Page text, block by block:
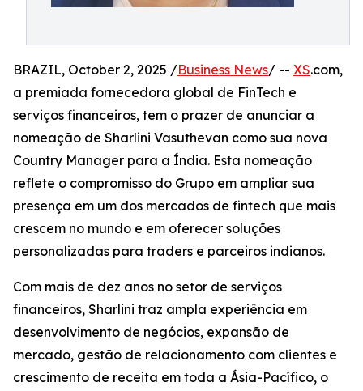
BRAZIL, October 2, 2025 /Business News/ -- XS.com,
a premiada fornecedora global de FinTech e
serviços financeiros, tem o prazer de anunciar a
nomeação de Sharlini Vasuthevan como sua nova
Country Manager para a Índia. Esta nomeação
reflete o compromisso do Grupo em ampliar sua
presença em um dos mercados de fintech que mais
crescem no mundo e em oferecer soluções
personalizadas para traders e parceiros indianos.
Com mais de dez anos no setor de serviços
financeiros, Sharlini traz ampla experiência em
desenvolvimento de negócios, expansão de
mercado, gestão de relacionamento com clientes e
crescimento de receita em toda a Ásia-Pacífico, o